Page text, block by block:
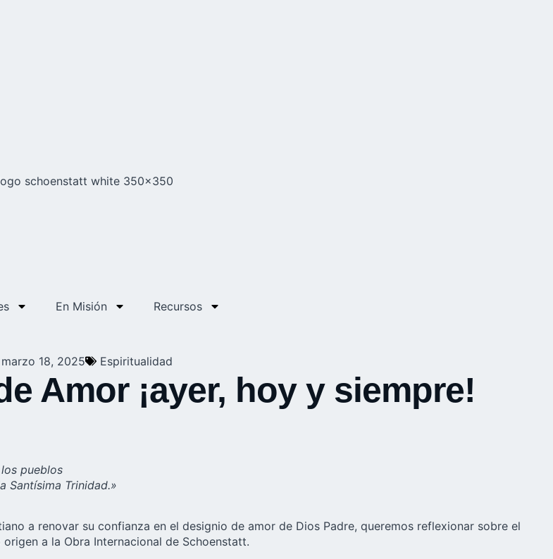
En Misión Recursos
marzo 18, 2025 Espiritualidad
Amor ¡ayer, hoy y siempre!
pueblos
Santísima Trinidad.»
a renovar su confianza en el designio de amor de Dios Padre, queremos reflexionar sobre el
a la Obra Internacional de Schoenstatt.